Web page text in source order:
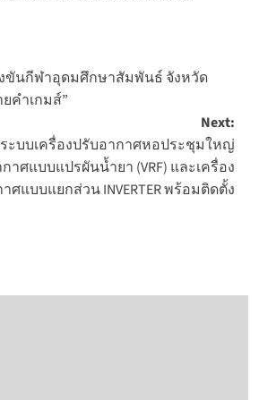
ขันกีฬาอุดมศึกษาสัมพันธ์ จังหวัด
ยคำเกมส์”
Next:
ะบบเครื่องปรับอากาศหอประชุมใหญ่
าศแบบแปรผันน้ำยา (VRF) และเครื่อง
ศแบบแยกส่วน INVERTER พร้อมติดตั้ง